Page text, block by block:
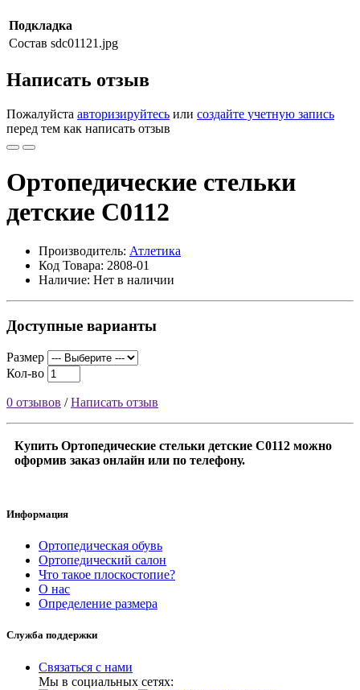
Подкладка
Состав sdc01121.jpg
Написать отзыв
Пожалуйста авторизируйтесь или создайте учетную запись
перед тем как написать отзыв
Ортопедические стельки
детские С0112
Производитель: Атлетика
Код Товара: 2808-01
Наличие: Нет в наличии
Доступные варианты
Размер
Кол-во
0 отзывов /Написать отзыв
Купить Ортопедические стельки детские С0112 можно
оформив заказ онлайн или по телефону.
Информация
Ортопедическая обувь
Ортопедический салон
Что такое плоскостопие?
О нас
Определение размера
Служба поддержки
Связаться с нами
Мы в социальных сетях: